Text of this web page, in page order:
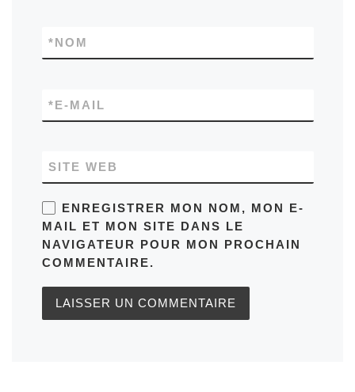
NOM
*
E-MAIL
*
SITE WEB
ENREGISTRER MON NOM, MON E-
MAIL ET MON SITE DANS LE
NAVIGATEUR POUR MON PROCHAIN
COMMENTAIRE.